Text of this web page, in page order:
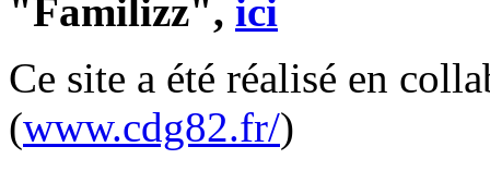
"Familizz", ici
Ce site a été réalisé en
(www.cdg82.fr/)